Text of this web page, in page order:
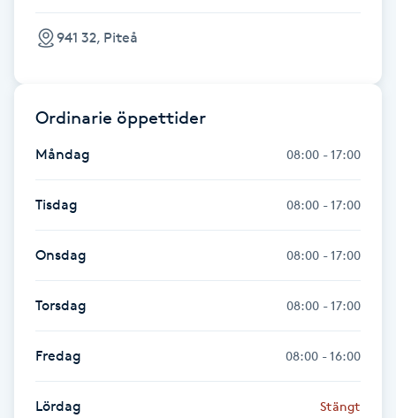
Hudvård
Hyaluronsyra
Hyperhidros
Hypnos
Hårborttagning
Hårbottenbehandling
941 32, Piteå
Ordinarie öppettider
Måndag 08:00 - 17:00
Tisdag 08:00 - 17:00
Onsdag 08:00 - 17:00
Torsdag 08:00 - 17:00
Fredag 08:00 - 16:00
Lördag Stängt